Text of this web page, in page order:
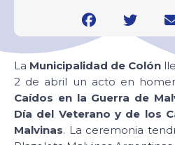
La Municipalidad de Colón
2 de abril un acto en
Caídos en la Guerra de
Día del Veterano y de los
Malvinas. La ceremonia